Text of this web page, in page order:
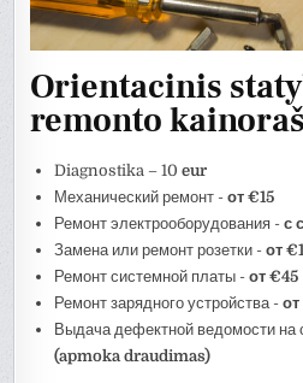
Orientacinis
remonto
Diagnostika – 10 eur
Механический ремонт -от €15
Ремонт электрооборудования -с
Замена или ремонт розетки -от
Ремонт системной платы -от €45
Ремонт зарядного устройства -от
Выдача дефектной ведомости на
(apmoka draudimas)